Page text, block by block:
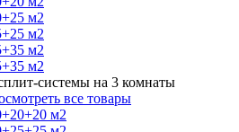
м2
м2
м2
м2
системы на 3 комнаты
все товары
м2